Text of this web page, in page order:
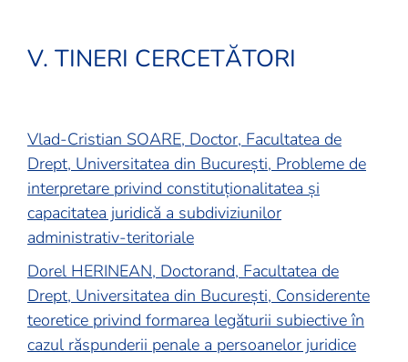
V. TINERI CERCETĂTORI
Vlad-Cristian SOARE, Doctor, Facultatea de
Drept, Universitatea din București, Probleme de
interpretare privind constituționalitatea și
capacitatea juridică a subdiviziunilor
administrativ-teritoriale
Dorel HERINEAN, Doctorand, Facultatea de
Drept, Universitatea din București, Considerente
teoretice privind formarea legăturii subiective în
cazul răspunderii penale a persoanelor juridice